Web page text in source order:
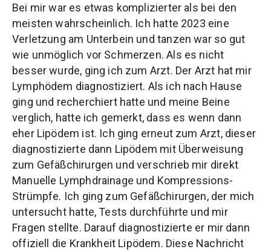
Bei mir war es etwas komplizierter als bei den
meisten wahrscheinlich. Ich hatte 2023 eine
Verletzung am Unterbein und tanzen war so gut
wie unmöglich vor Schmerzen. Als es nicht
besser wurde, ging ich zum Arzt. Der Arzt hat mir
Lymphödem diagnostiziert. Als ich nach Hause
ging und recherchiert hatte und meine Beine
verglich, hatte ich gemerkt, dass es wenn dann
eher Lipödem ist. Ich ging erneut zum Arzt, dieser
diagnostizierte dann Lipödem mit Überweisung
zum Gefäßchirurgen und verschrieb mir direkt
Manuelle Lymphdrainage und Kompressions-
Strümpfe. Ich ging zum Gefäßchirurgen, der mich
untersucht hatte, Tests durchführte und mir
Fragen stellte. Darauf diagnostizierte er mir dann
offiziell die Krankheit Lipödem. Diese Nachricht